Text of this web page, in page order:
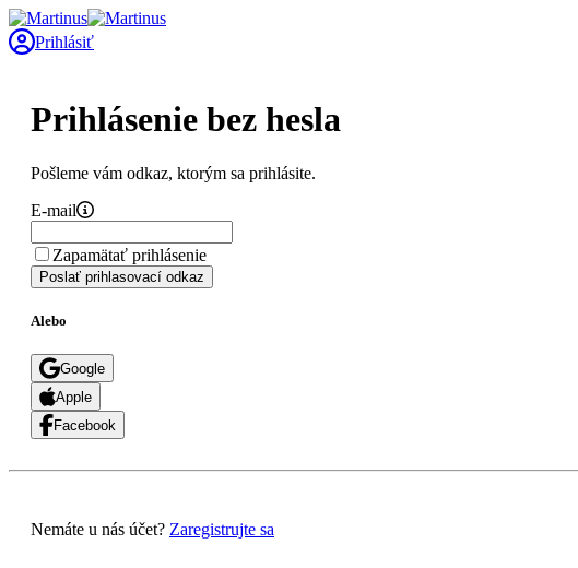
Prihlásiť
Prihlásenie bez hesla
Pošleme vám odkaz, ktorým sa prihlásite.
E-mail
Zapamätať prihlásenie
Poslať prihlasovací odkaz
Alebo
Google
Apple
Facebook
Nemáte u nás účet? Zaregistrujte sa